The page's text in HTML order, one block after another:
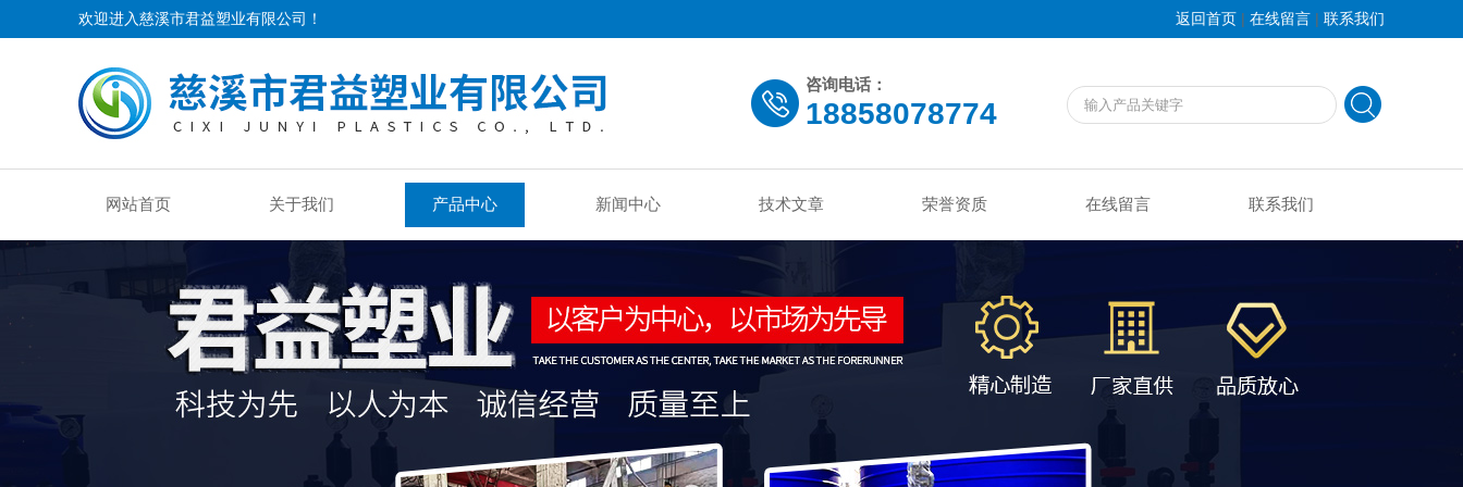
欢迎进入慈溪市君益塑业有限公司！ 返回首页 | 在线留言 | 联系我们
咨询电话：
18858078774
网站首页 关于我们 产品中心 新闻中心 技术文章 荣誉资质 在线留言 联系我们